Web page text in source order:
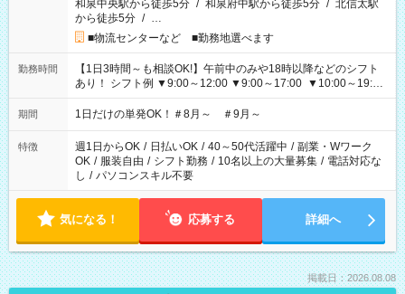
和泉中央駅から徒歩5分 / 和泉府中駅から徒歩5分 / 北信太駅
から徒歩5分 / …
■物流センターなど ■勤務地選べます
勤務時間
【1日3時間～も相談OK!】午前中のみや18時以降などのシフト
あり！ シフト例 ▼9:00～12:00 ▼9:00～17:00 ▼10:00～19:00
▼18:00～21:00
期間 1日だけの単発OK！＃8月～ ＃9月～
特徴 週1日からOK / 日払いOK / 40～50代活躍中 / 副業・Wワーク
OK / 服装自由 / シフト勤務 / 10名以上の大量募集 / 電話対応な
し / パソコンスキル不要
気になる！ 応募する 詳細へ
掲載日：2026.08.08